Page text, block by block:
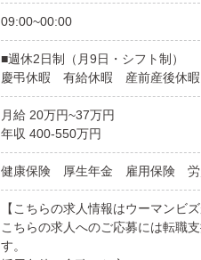
09:00~00:00
■週休2日制（月9日・シフト制）
慶弔休暇 有給休暇 産前産後休
月給 20万円~37万円
年収 400-550万円
健康保険 厚生年金 雇用保険
【こちらの求人情報はウーマンビ
こちらの求人へのご応募には転職
す。